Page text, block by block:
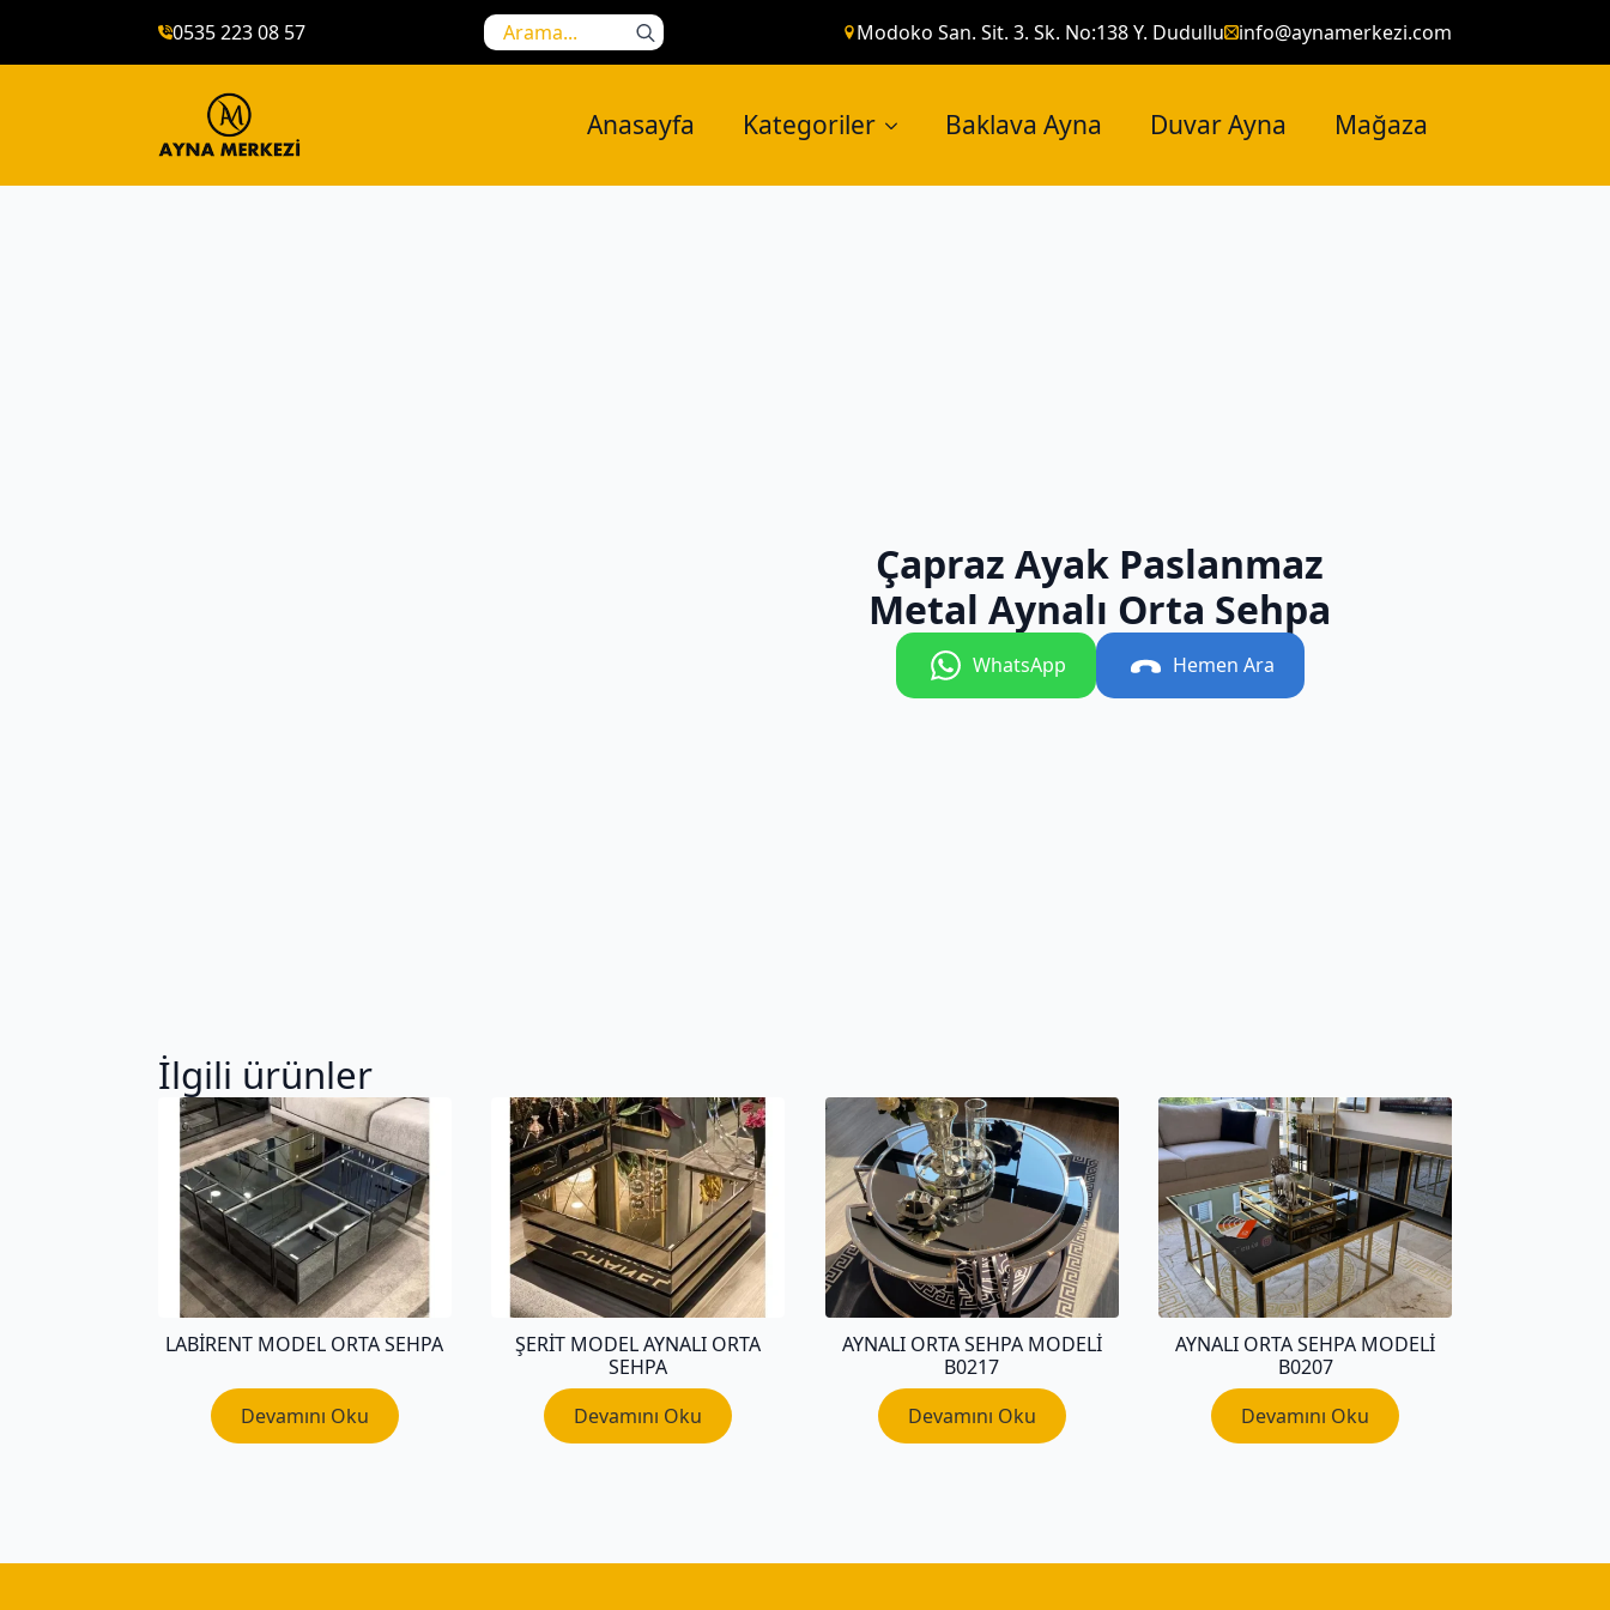
0535 223 08 57
Search
for:
Modoko San. Sit. 3. Sk. No:138 Y. Dudullu info@aynamerkezi.com
Anasayfa Kategoriler Baklava Ayna Duvar Ayna Mağaza
Çapraz Ayak Paslanmaz
Metal Aynalı Orta Sehpa
WhatsApp Hemen Ara
İlgili ürünler
LABIRENT MODEL ORTA SEHPA
Devamını Oku
ŞERIT MODEL AYNALI ORTA
SEHPA
Devamını Oku
AYNALI ORTA SEHPA MODELI
B0217
Devamını Oku
AYNALI ORTA SEHPA MODELI
B0207
Devamını Oku